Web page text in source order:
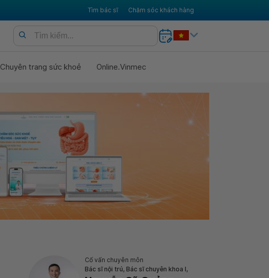
Tìm bác sĩ Chăm sóc khách hàng
Chuyên trang sức khoẻ Online.Vinmec
Cố vấn chuyên môn
Bác sĩ nội trú, Bác sĩ chuyên khoa I,